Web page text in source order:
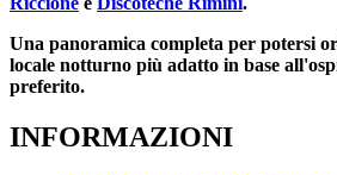
Una panoramica completa per potersi
locale notturno più adatto in base
preferito.
INFORMAZIONI